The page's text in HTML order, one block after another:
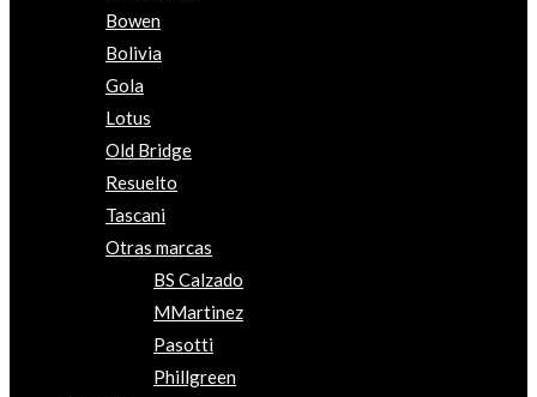
Bowen
Bolivia
Gola
Lotus
Old Bridge
Resuelto
Tascani
Otras marcas
BS Calzado
MMartinez
Pasotti
Phillgreen